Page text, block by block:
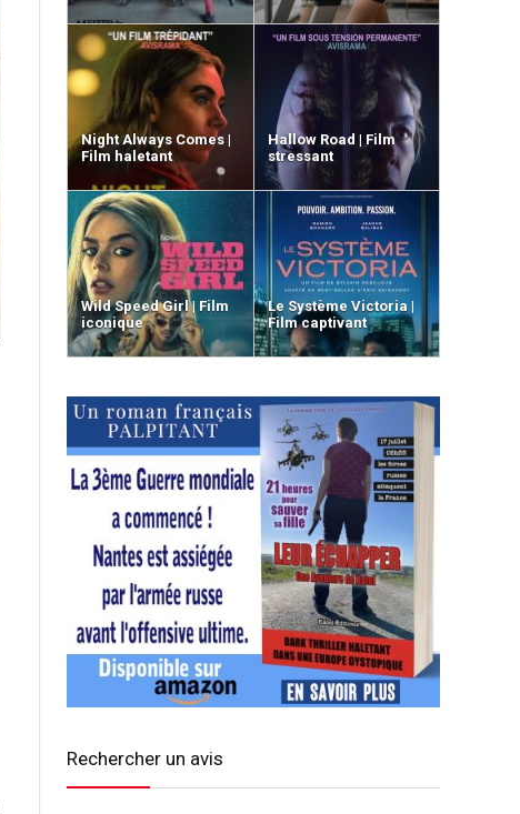
Night Always Comes |
Film haletant
Hallow Road | Film
stressant
Wild Speed Girl | Film
iconique
Le Système Victoria |
Film captivant
Rechercher un avis